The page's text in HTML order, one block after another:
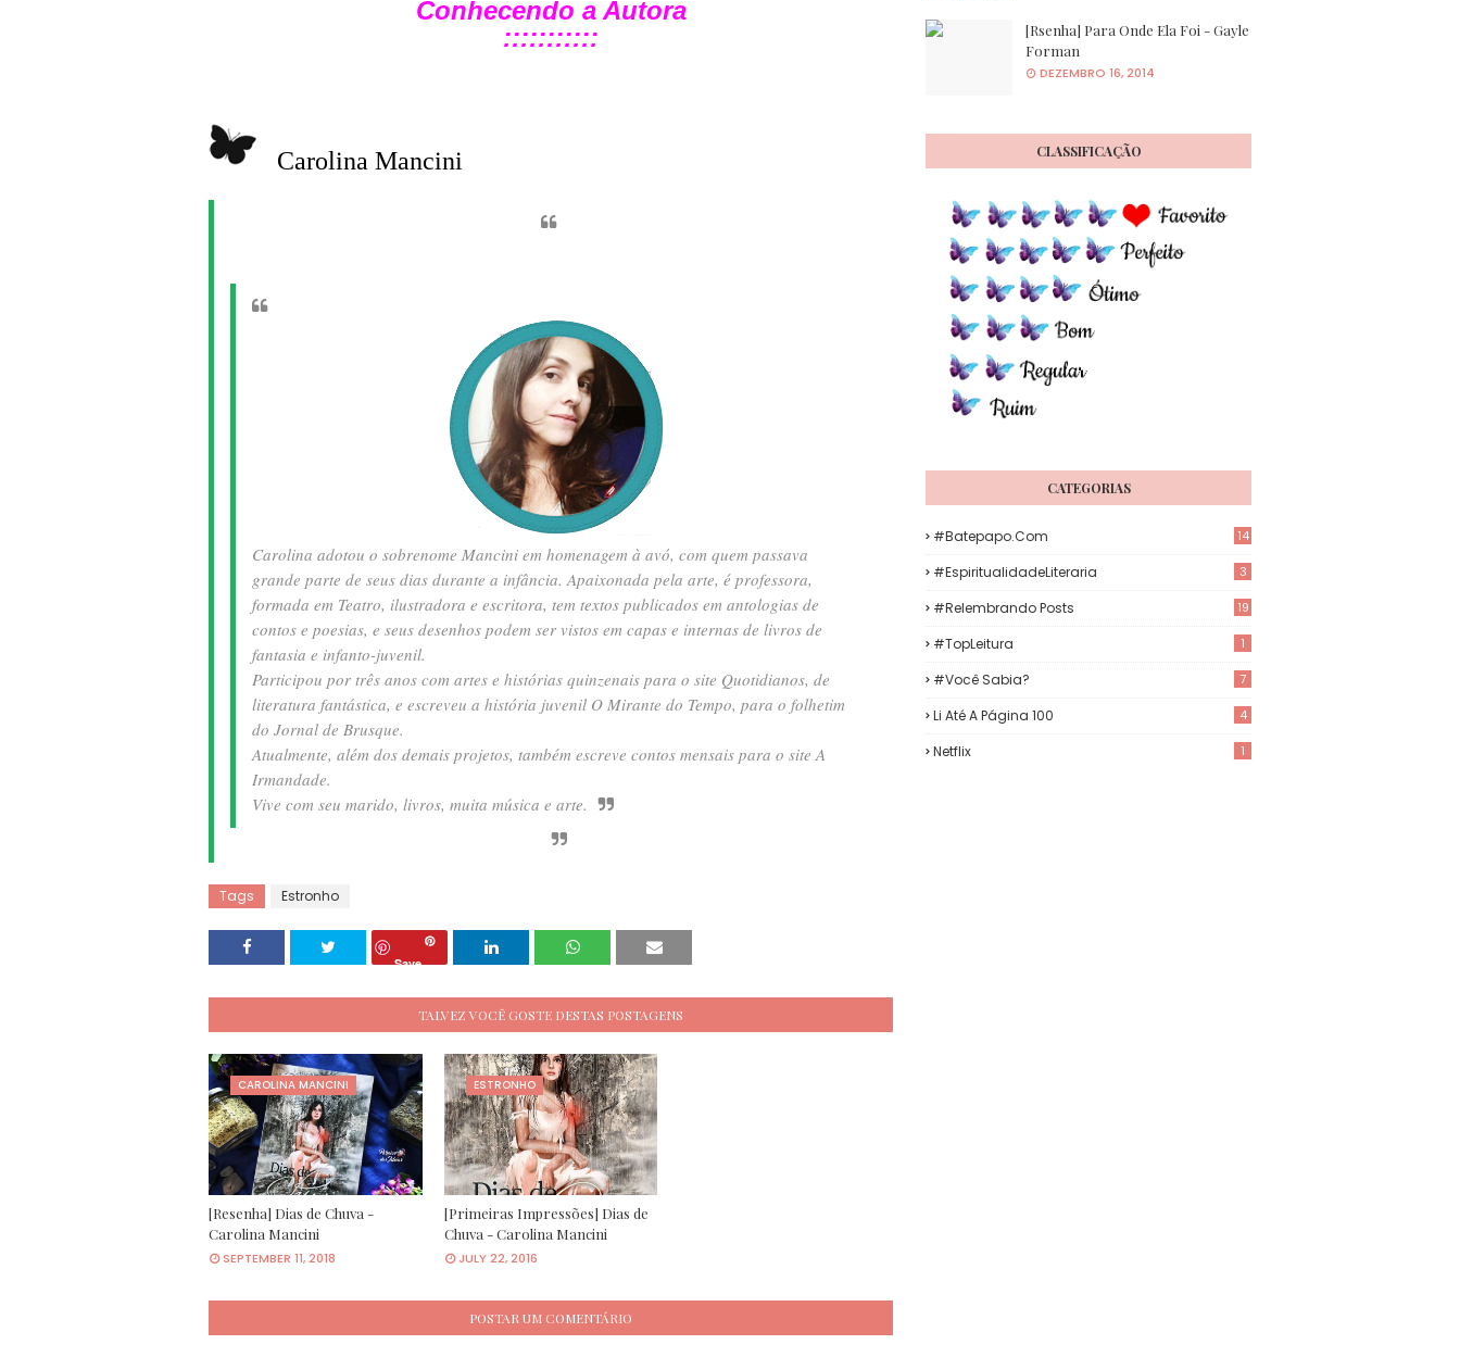
Conhecendo a Autora
:::::::::::
Carolina Mancini
Carolina adotou o sobrenome Mancini em homenagem à avó, com quem passava
grande parte de seus dias durante a infância. Apaixonada pela arte, é professora,
formada em Teatro, ilustradora e escritora, tem textos publicados em antologias de
contos e poesias, e seus desenhos podem ser vistos em capas e internas de livros de
fantasia e infanto-juvenil.
Participou por três anos com artes e histórias quinzenais para o site Quotidianos, de
literatura fantástica, e escreveu a história juvenil O Mirante do Tempo, para o folhetim
do Jornal de Brusque.
Atualmente, além dos demais projetos, também escreve contos mensais para o site A
Irmandade.
Vive com seu marido, livros, muita música e arte.
Tags Estronho
Save
TALVEZ VOCÊ GOSTE DESTAS POSTAGENS
CAROLINA MANCINI
[Resenha] Dias de Chuva -
Carolina Mancini
SEPTEMBER 11, 2018
ESTRONHO
[Primeiras Impressões] Dias de
Chuva - Carolina Mancini
JULY 22, 2016
POSTAR UM COMENTÁRIO
[Rsenha] Para Onde Ela Foi - Gayle
Forman
DEZEMBRO 16, 2014
CLASSIFICAÇÃO
CATEGORIAS
#Batepapo.com 14
#EspiritualidadeLiteraria 3
#Relembrando Posts 19
#TopLeitura 1
#Você Sabia? 7
Li Até A Página 100 4
Netflix 1